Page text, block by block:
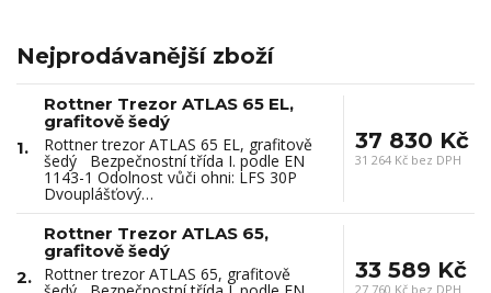
Nejprodávanější zboží
1.
Rottner Trezor ATLAS 65 EL,
grafitově šedý
Rottner trezor ATLAS 65 EL, grafitově
šedý Bezpečnostní třída I. podle EN
1143-1 Odolnost vůči ohni: LFS 30P
Dvouplášťový…
37 830 Kč
31 264 Kč bez DPH
2.
Rottner Trezor ATLAS 65,
grafitově šedý
Rottner trezor ATLAS 65, grafitově
33 589 Kč
27 760 Kč bez DPH